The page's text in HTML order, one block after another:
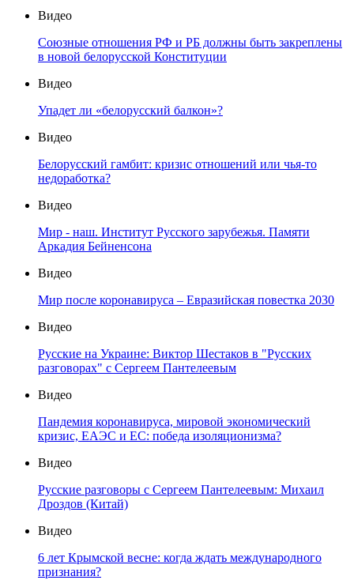
Видео
Союзные отношения РФ и РБ должны быть закреплены
в новой белорусской Конституции
Видео
Упадет ли «белорусский балкон»?
Видео
Белорусский гамбит: кризис отношений или чья-то
недоработка?
Видео
Мир - наш. Институт Русского зарубежья. Памяти
Аркадия Бейненсона
Видео
Мир после коронавируса – Евразийская повестка 2030
Видео
Русские на Украине: Виктор Шестаков в "Русских
разговорах" с Сергеем Пантелеевым
Видео
Пандемия коронавируса, мировой экономический
кризис, ЕАЭС и ЕС: победа изоляционизма?
Видео
Русские разговоры с Сергеем Пантелеевым: Михаил
Дроздов (Китай)
Видео
6 лет Крымской весне: когда ждать международного
признания?